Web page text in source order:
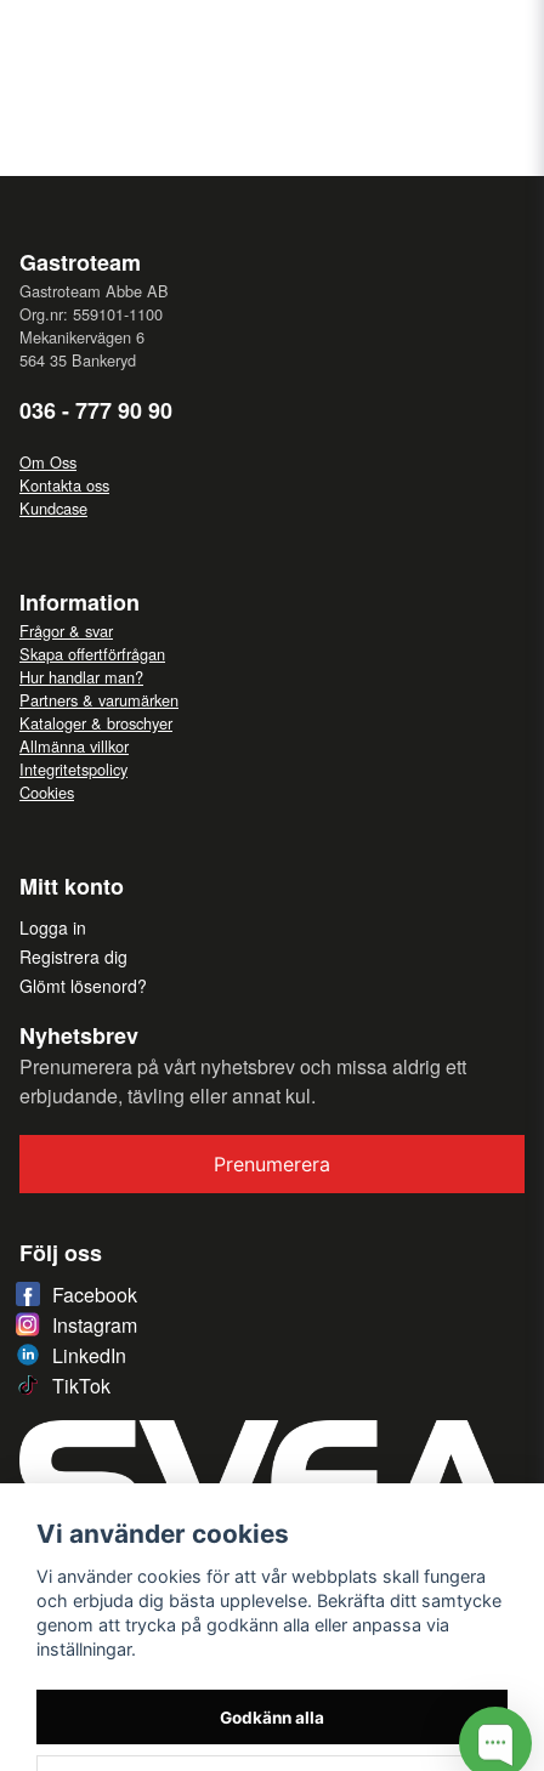
Gastroteam
Gastroteam Abbe AB
Org.nr: 559101-1100
Mekanikervägen 6
564 35 Bankeryd
036 - 777 90 90
Om Oss
Kontakta oss
Kundcase
Information
Frågor & svar
Skapa offertförfrågan
Hur handlar man?
Partners & varumärken
Kataloger & broschyer
Allmänna villkor
Integritetspolicy
Cookies
Mitt konto
Logga in
Registrera dig
Glömt lösenord?
Nyhetsbrev
Prenumerera på vårt nyhetsbrev och missa aldrig ett
erbjudande, tävling eller annat kul.
Prenumerera
Följ oss
Facebook
Instagram
LinkedIn
TikTok
Vi använder cookies
Vi använder cookies för att vår webbplats skall fungera
och erbjuda dig bästa upplevelse. Bekräfta ditt samtycke
genom att trycka på godkänn alla eller anpassa via
inställningar.
Godkänn alla